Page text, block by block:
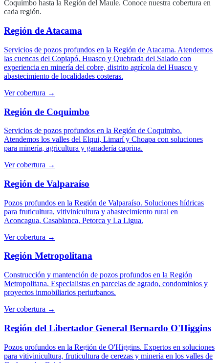
Coquimbo hasta la Región del Maule. Conoce nuestra cobertura en
cada región.
Región de Atacama
Servicios de pozos profundos en la Región de Atacama. Atendemos
las cuencas del Copiapó, Huasco y Quebrada del Salado con
experiencia en minería del cobre, distrito agrícola del Huasco y
abastecimiento de localidades costeras.
Ver cobertura →
Región de Coquimbo
Servicios de pozos profundos en la Región de Coquimbo.
Atendemos los valles del Elqui, Limarí y Choapa con soluciones
para minería, agricultura y ganadería caprina.
Ver cobertura →
Región de Valparaíso
Pozos profundos en la Región de Valparaíso. Soluciones hídricas
para fruticultura, vitivinicultura y abastecimiento rural en
Aconcagua, Casablanca, Petorca y La Ligua.
Ver cobertura →
Región Metropolitana
Construcción y mantención de pozos profundos en la Región
Metropolitana. Especialistas en parcelas de agrado, condominios y
proyectos inmobiliarios periurbanos.
Ver cobertura →
Región del Libertador General Bernardo O'Higgins
Pozos profundos en la Región de O'Higgins. Expertos en soluciones
para vitivinicultura, fruticultura de cerezas y minería en los valles de